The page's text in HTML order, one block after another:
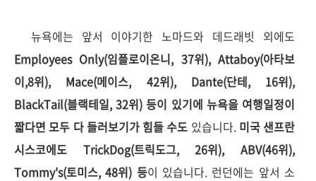
뉴욕에는 앞서 이야기한 노마드와 데드래빗 외에도
Employees Only(임플로이온니, 37위), Attaboy(아타보
이,8위), Mace(메이스, 42위), Dante(단테, 16위),
BlackTail(블랙테일, 32위) 등이 있기에 뉴욕을 여행일정이
짧다면 모두 다 들러보기가 힘들 수도 있습니다. 미국 샌프란
시스코에도 TrickDog(트릭도그, 26위), ABV(46위),
Tommy's(토미스, 48위) 등이 있습니다. 런던에는 앞서 소